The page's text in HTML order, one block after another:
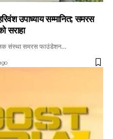
उपाध्याय सम्मानित; समरस
सराहा
संस्था समरस फाउंडेशन…